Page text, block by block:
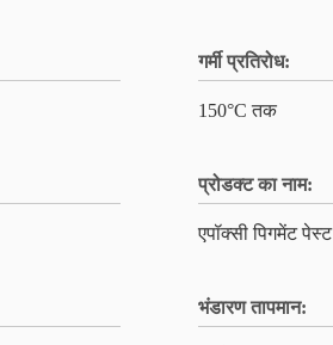
गर्मी प्रतिरोध:
150°C तक
प्रोडक्ट का नाम:
एपॉक्सी पिगमेंट पेस्ट
भंडारण तापमान: